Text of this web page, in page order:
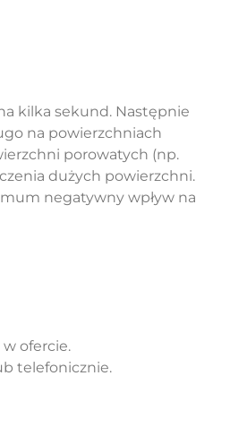
kilka sekund. Następnie
na powierzchniach
porowatych (np.
dużych powierzchni.
negatywny wpływ na
ofercie.
telefonicznie.